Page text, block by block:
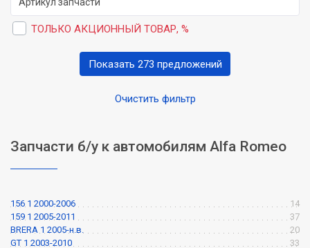
ТОЛЬКО АКЦИОННЫЙ ТОВАР, %
Очистить фильтр
Показать 273 предложений
Запчасти б/у к автомобилям Alfa Romeo
156 1 2000-2006
14
159 1 2005-2011
37
BRERA 1 2005-н.в.
20
GT 1 2003-2010
33